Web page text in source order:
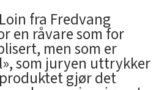
fra Fredvang
en råvare som for
men som er
som juryen uttrykker
gjør det